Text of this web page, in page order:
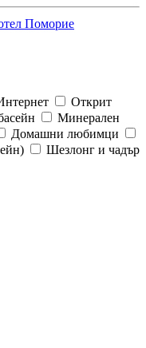
Поморие
Открит
Минерален
Домашни любимци
Шезлонг и чадър